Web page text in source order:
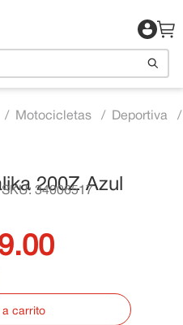
Motocicletas Deportiva
200Z Azul
SKU: 34006517
.00
a carrito